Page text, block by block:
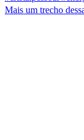
Mais um trecho